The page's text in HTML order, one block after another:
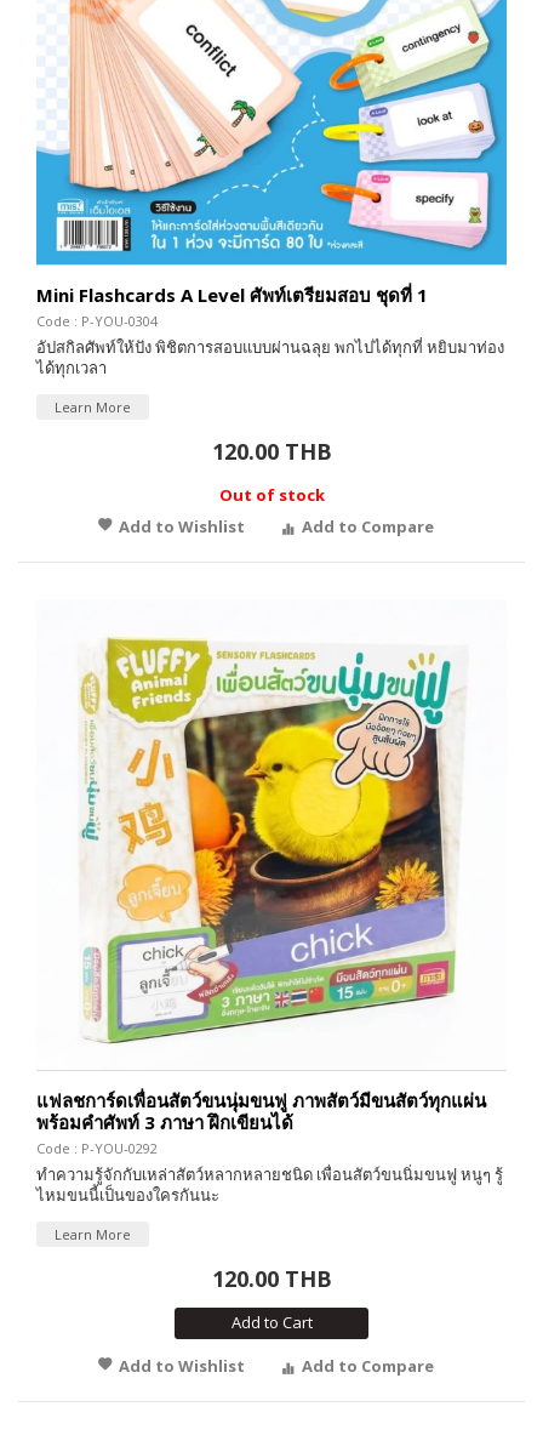
Mini Flashcards A Level ศัพท์เตรียมสอบ ชุดที่ 1
Code : P-YOU-0304
อัปสกิลศัพท์ให้ปัง พิชิตการสอบแบบผ่านฉลุย พกไปได้ทุกที่ หยิบมาท่อง
ได้ทุกเวลา
Learn More
120.00 THB
Out of stock
Add to Wishlist
Add to Compare
แฟลชการ์ดเพื่อนสัตว์ขนนุ่มขนฟู ภาพสัตว์มีขนสัตว์ทุกแผ่น
พร้อมคำศัพท์ 3 ภาษา ฝึกเขียนได้
Code : P-YOU-0292
ทำความรู้จักกับเหล่าสัตว์หลากหลายชนิด เพื่อนสัตว์ขนนิ่มขนฟู หนูๆ รู้
ไหมขนนี้เป็นของใครกันนะ
Learn More
120.00 THB
Add to Cart
Add to Wishlist
Add to Compare